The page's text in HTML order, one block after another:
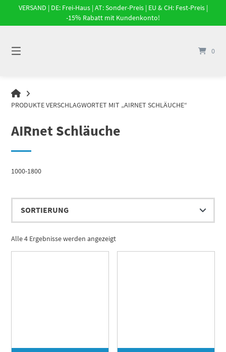
Springe
Inhalt
VERSAND | DE: Frei-Haus | AT: Sonder-Preis | EU & CH: Fest-Preis |
-15% Rabatt mit Kundenkonto!
0
DRUCKLUFT-
ONLINE
DRUCKLUFTSYSTEME,
DRUCKLUFT-
PRODUKTE VERSCHLAGWORTET MIT „AIRNET SCHLÄUCHE“
AIRnet Schläuche
1000-1800
Alle 4 Ergebnisse werden angezeigt